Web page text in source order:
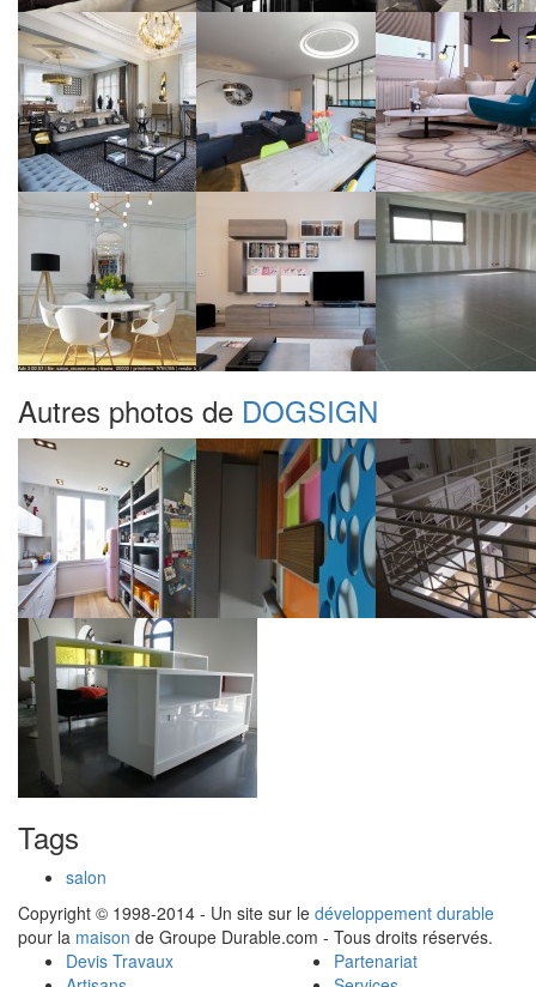
Autres photos de DOGSIGN
Tags
salon
Copyright © 1998-2014 - Un site sur le développement durable
pour la maison de Groupe Durable.com - Tous droits réservés.
Devis Travaux
Partenariat